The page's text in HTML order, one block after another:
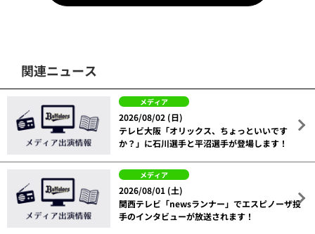
関連ニュース
メディア
2026/08/02 (日)
テレビ大阪「オリックス、ちょっといいです
か？」に石川選手と平沼選手が登場します！
メディア
2026/08/01 (土)
関西テレビ「newsランナー」でエスピノーザ投
手のインタビューが放送されます！